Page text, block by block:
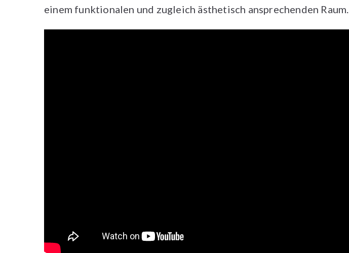
einem funktionalen und zugleich ästhetisch ansprechenden Raum.